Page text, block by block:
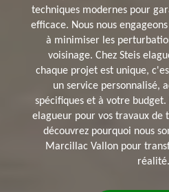
techniques modernes pour
efficace. Nous nous
à minimiser les
voisinage. Chez Steis
chaque projet est unique,
un service personnalisé,
spécifiques et à votre budget.
elagueur pour vos travaux de
découvrez pourquoi nous
Marcillac Vallon pour
réalité.